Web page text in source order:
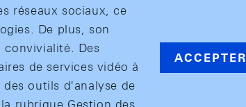
réseaux sociaux, ce
De plus, son
convivialité. Des
de services vidéo à
outils d'analyse de
ACCEPTER